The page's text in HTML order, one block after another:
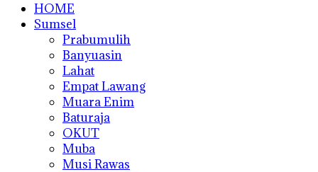
HOME
Sumsel
Prabumulih
Banyuasin
Lahat
Empat Lawang
Muara Enim
Baturaja
OKUT
Muba
Musi Rawas